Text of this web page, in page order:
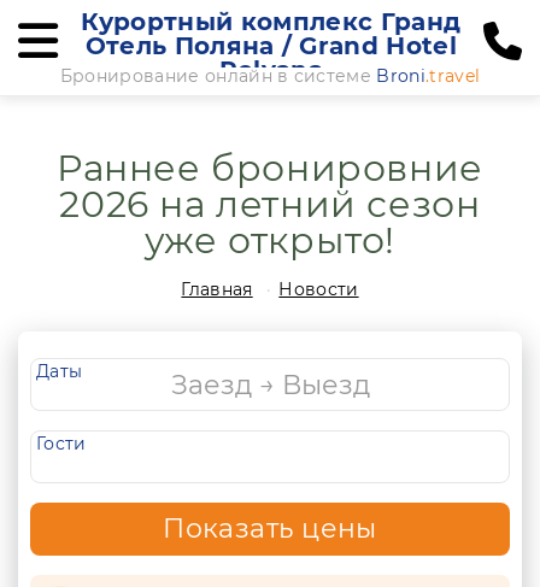
Курортный комплекс Гранд
Отель Поляна / Grand Hotel
Polyana
Бронирование онлайн в системе Broni.travel
Раннее бронировние
2026 на летний сезон
уже открыто!
Главная Новости
Даты
Гости
Показать цены